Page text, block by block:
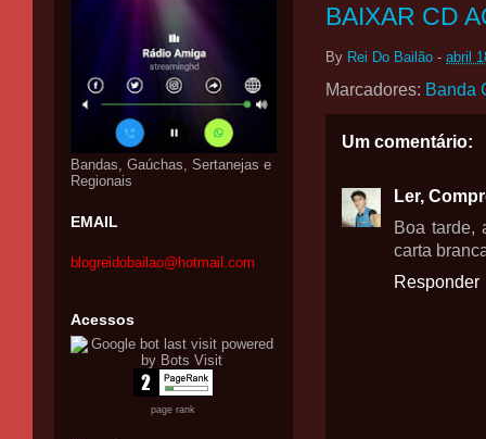
BAIXAR CD
By Rei Do Bailão - abril
Marcadores: Banda
Um comentário:
Ler,
Boa tarde,
carta
Responder
Bandas, Gaúchas, Sertanejas e
Regionais
EMAIL
blogreidobailao@hotmail.com
Acessos
page rank